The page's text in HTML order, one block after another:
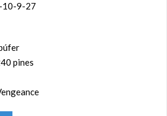
10-9-27
pines